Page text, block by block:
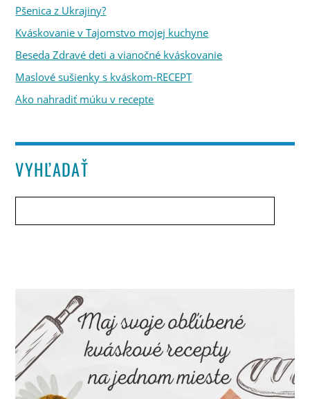
Pšenica z Ukrajiny?
Kváskovanie v Tajomstvo mojej kuchyne
Beseda Zdravé deti a vianočné kváskovanie
Maslové sušienky s kváskom-RECEPT
Ako nahradiť múku v recepte
VYHĽADAŤ